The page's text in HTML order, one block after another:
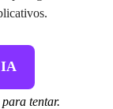
IA
tentar.